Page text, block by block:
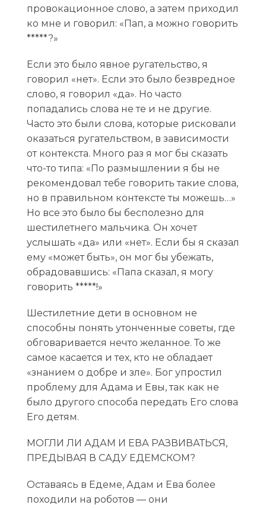
провокационное слово, а затем приходил
ко мне и говорил: «Пап, а можно говорить
*****?»
Если это было явное ругательство, я
говорил «нет». Если это было безвредное
слово, я говорил «да». Но часто
попадались слова не те и не другие.
Часто это были слова, которые рисковали
оказаться ругательством, в зависимости
от контекста. Много раз я мог бы сказать
что-то типа: «По размышлении я бы не
рекомендовал тебе говорить такие слова,
но в правильном контексте ты можешь…»
Но все это было бы бесполезно для
шестилетнего мальчика. Он хочет
услышать «да» или «нет». Если бы я сказал
ему «может быть», он мог бы убежать,
обрадовавшись: «Папа сказал, я могу
говорить *****!»
Шестилетние дети в основном не
способны понять утонченные советы, где
обговаривается нечто желанное. То же
самое касается и тех, кто не обладает
«знанием о добре и зле». Бог упростил
проблему для Адама и Евы, так как не
было другого способа передать Его слова
Его детям.
МОГЛИ ЛИ АДАМ И ЕВА РАЗВИВАТЬСЯ,
ПРЕДЫВАЯ В САДУ ЕДЕМСКОМ?
Оставаясь в Едеме, Адам и Ева более
походили на роботов — они